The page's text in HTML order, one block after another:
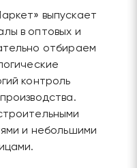
выпускает
в оптовых и
отбираем
контроль
и небольшими